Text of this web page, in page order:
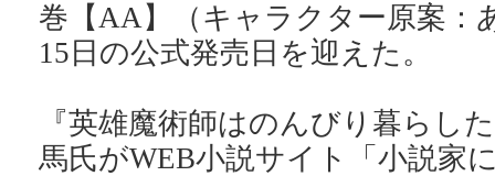
巻【AA】（キャラクター原案：
15日の公式発売日を迎えた。
『英雄魔術師はのんびり暮らし
馬氏がWEB小説サイト「小説家